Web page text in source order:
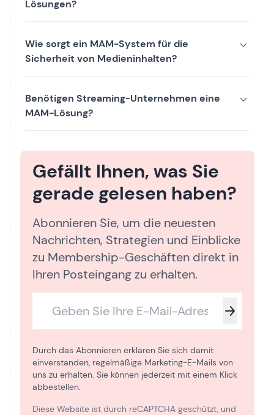
Lösungen?
Wie sorgt ein MAM-System für die
Sicherheit von Medieninhalten?
Benötigen Streaming-Unternehmen eine
MAM-Lösung?
Gefällt Ihnen, was Sie
gerade gelesen haben?
Abonnieren Sie, um die neuesten
Nachrichten, Strategien und Einblicke
zu Membership-Geschäften direkt in
Ihren Posteingang zu erhalten.
Durch das Abonnieren erklären Sie sich damit
einverstanden, regelmäßige Marketing-E-Mails von
uns zu erhalten. Sie können jederzeit mit einem Klick
abbestellen.
Diese Website ist durch reCAPTCHA geschützt, und